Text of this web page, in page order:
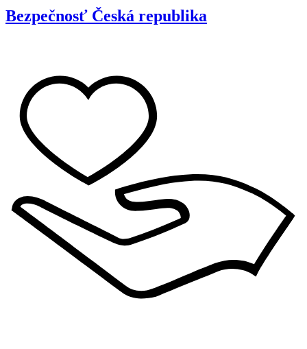
Bezpečnosť Česká republika